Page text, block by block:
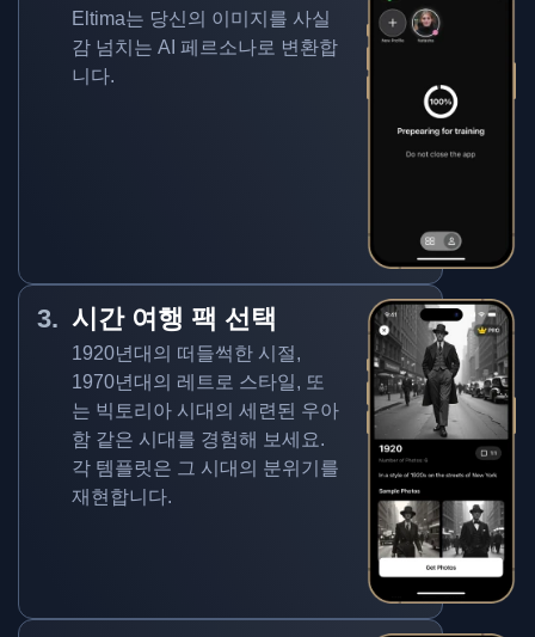
Eltima는 당신의 이미지를 사실
감 넘치는 AI 페르소나로 변환합
니다.
시간 여행 팩 선택
1920년대의 떠들썩한 시절,
1970년대의 레트로 스타일, 또
는 빅토리아 시대의 세련된 우아
함 같은 시대를 경험해 보세요.
각 템플릿은 그 시대의 분위기를
재현합니다.